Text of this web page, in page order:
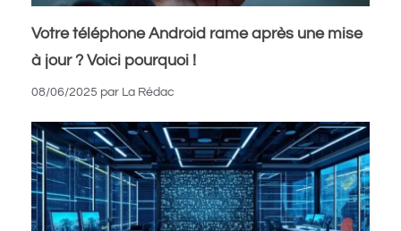
Votre téléphone Android rame après une mise
à jour ? Voici pourquoi !
08/06/2025 par La Rédac